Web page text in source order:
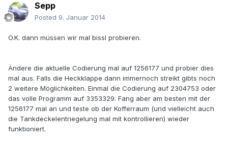
Sepp
Posted 9. Januar 2014
O.K. dann müssen wir mal bissl probieren.
Ändere die aktuelle Codierung mal auf 1256177 und probier dies
mal aus. Falls die Heckklappe dann immernoch streikt gibts noch
2 weitere Möglichkeiten. Einmal die Codierung auf 2304753 oder
das volle Programm auf 3353329. Fang aber am besten mit der
1256177 mal an und teste ob der Kofferraum (und vielleicht auch
die Tankdeckelentriegelung mal mit kontrollieren) wieder
funktioniert.